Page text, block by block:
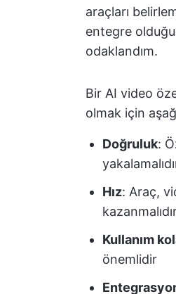
araçları
entegre
odaklandım.
Bir AI video
olmak için
Doğruluk:
Hız: Araç,
Kullanım
önemlidir